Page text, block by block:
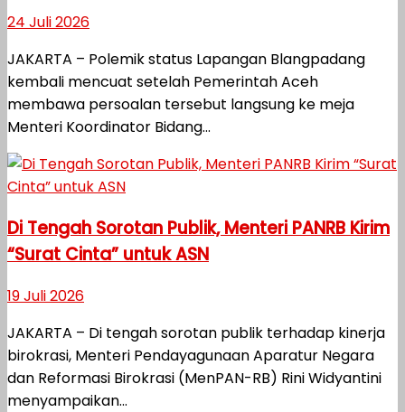
24 Juli 2026
JAKARTA – Polemik status Lapangan Blangpadang
kembali mencuat setelah Pemerintah Aceh
membawa persoalan tersebut langsung ke meja
Menteri Koordinator Bidang...
Di Tengah Sorotan Publik, Menteri PANRB Kirim
“Surat Cinta” untuk ASN
19 Juli 2026
JAKARTA – Di tengah sorotan publik terhadap kinerja
birokrasi, Menteri Pendayagunaan Aparatur Negara
dan Reformasi Birokrasi (MenPAN-RB) Rini Widyantini
menyampaikan...